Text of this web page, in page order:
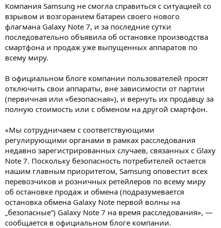
Компания Samsung не смогла справиться с ситуацией со
взрывом и возгоранием батареи своего нового
флагмана Galaxy Note 7, и за последние сутки
последовательно объявила об остановке производства
смартфона и продаж уже выпущенных аппаратов по
всему миру.
В официальном блоге компании пользователей просят
отключить свои аппараты, вне зависимости от партии
(первичная или «безопасная»), и вернуть их продавцу за
полную стоимость или с обменом на другой смартфон.
«Мы сотрудничаем с соответствующими
регулирующими органами в рамках расследования
недавно зарегистрированных случаев, связанных с Glaxy
Note 7. Поскольку безопасность потребителей остается
нашим главным приоритетом, Samsung оповестит всех
перевозчиков и розничных ретейлеров по всему миру
об остановке продаж и обмена (подразумевается
остановка обмена Galaxy Note первой волны на
„безопасные“) Galaxy Note 7 на время расследования», —
сообщается в официальном блоге компании.